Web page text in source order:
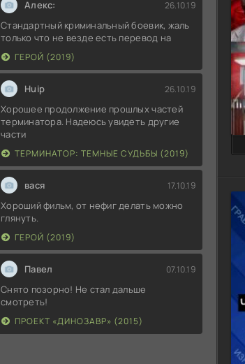
Алекс: 26.10.19
Стандартный криминальный боевик, жаль
только что не везде есть перевод на
ГЕРОЙ (2019)
Huip 26.10.19
Хорошее продолжение прошлых частей
терминатора. Надеюсь увидеть другие
части
ТЕРМИНАТОР: ТЕМНЫЕ СУДЬБЫ (2019)
вася 17.10.19
Хороший фильм, от нефиг делать можно
глянуть.
ГЕРОЙ (2019)
Павел 07.10.19
Снято позорно! Не стал дальше
смотреть!
ПРОЕКТ «ДИНОЗАВР» (2015)